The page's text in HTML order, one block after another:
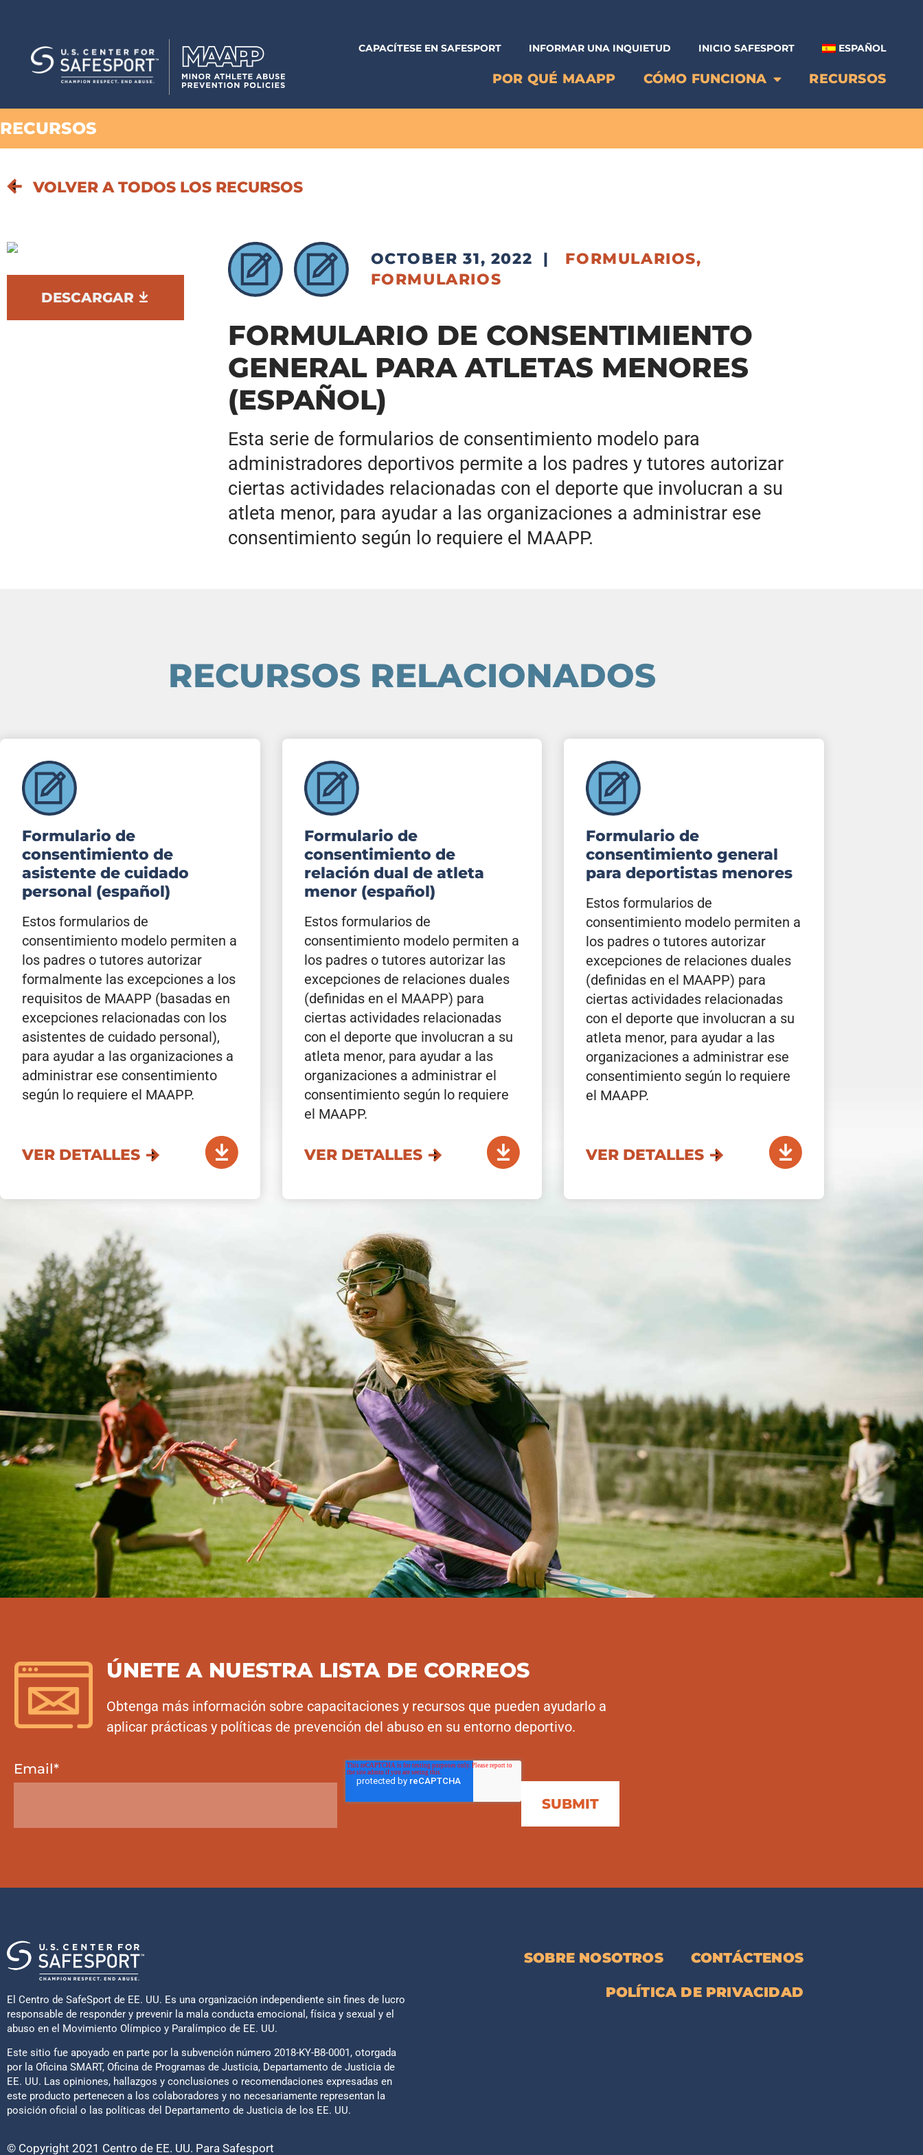
CAPACÍTESE EN SAFESPORT INFORMAR UNA INQUIETUD INICIO SAFESPORT ESPAÑOL
POR QUÉ MAAPP CÓMO FUNCIONA RECURSOS
RECURSOS
VOLVER A TODOS LOS RECURSOS
DESCARGAR
OCTOBER 31, 2022 |
FORMULARIOS,
FORMULARIOS
FORMULARIO DE CONSENTIMIENTO
GENERAL PARA ATLETAS MENORES
(ESPAÑOL)
Esta serie de formularios de consentimiento modelo para
administradores deportivos permite a los padres y tutores autorizar
ciertas actividades relacionadas con el deporte que involucran a su
atleta menor, para ayudar a las organizaciones a administrar ese
consentimiento según lo requiere el MAAPP.
RECURSOS RELACIONADOS
Formulario de
consentimiento de
asistente de cuidado
personal (español)
Estos formularios de
consentimiento modelo permiten a
los padres o tutores autorizar
formalmente las excepciones a los
requisitos de MAAPP (basadas en
excepciones relacionadas con los
asistentes de cuidado personal),
para ayudar a las organizaciones a
administrar ese consentimiento
según lo requiere el MAAPP.
VER DETALLES
Formulario de
consentimiento de
relación dual de atleta
menor (español)
Estos formularios de
consentimiento modelo permiten a
los padres o tutores autorizar las
excepciones de relaciones duales
(definidas en el MAAPP) para
ciertas actividades relacionadas
con el deporte que involucran a su
atleta menor, para ayudar a las
organizaciones a administrar el
consentimiento según lo requiere
el MAAPP.
VER DETALLES
Formulario de
consentimiento general
para deportistas menores
Estos formularios de
consentimiento modelo permiten a
los padres o tutores autorizar
excepciones de relaciones duales
(definidas en el MAAPP) para
ciertas actividades relacionadas
con el deporte que involucran a su
atleta menor, para ayudar a las
organizaciones a administrar ese
consentimiento según lo requiere
el MAAPP.
VER DETALLES
ÚNETE A NUESTRA LISTA DE CORREOS
Obtenga más información sobre capacitaciones y recursos que pueden ayudarlo a
aplicar prácticas y políticas de prevención del abuso en su entorno deportivo.
Email*
El Centro de SafeSport de EE. UU. Es una organización independiente sin fines de lucro
responsable de responder y prevenir la mala conducta emocional, física y sexual y el
abuso en el Movimiento Olímpico y Paralímpico de EE. UU.
Este sitio fue apoyado en parte por la subvención número 2018-KY-B8-0001, otorgada
por la Oficina SMART, Oficina de Programas de Justicia, Departamento de Justicia de
EE. UU. Las opiniones, hallazgos y conclusiones o recomendaciones expresadas en
este producto pertenecen a los colaboradores y no necesariamente representan la
posición oficial o las políticas del Departamento de Justicia de los EE. UU.
© Copyright 2021 Centro de EE. UU. Para Safesport
SOBRE NOSOTROS CONTÁCTENOS
POLÍTICA DE PRIVACIDAD